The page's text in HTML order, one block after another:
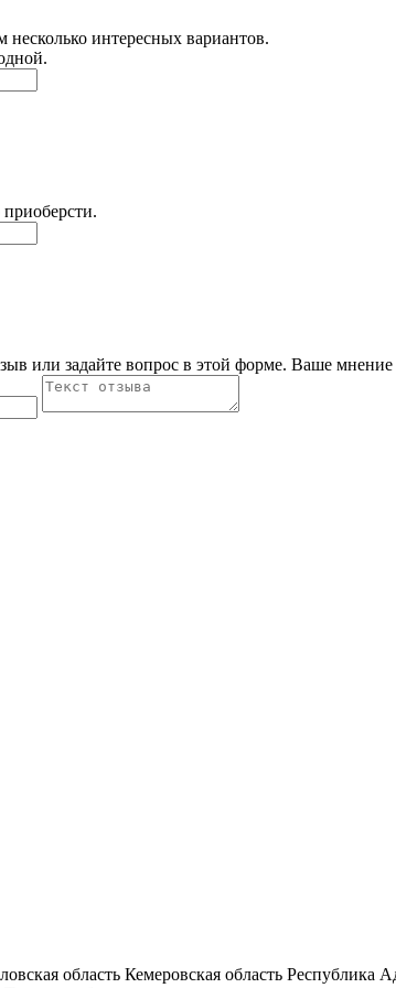
интересных вариантов.
или задайте вопрос в этой форме. Ваше
область Кемеровская область Республика